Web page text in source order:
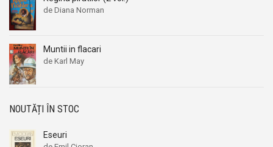
de Diana Norman
Muntii in flacari
de Karl May
NOUTĂȚI ÎN STOC
Eseuri